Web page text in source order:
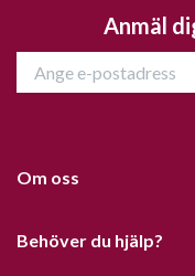
Anmäl
Om oss
Behöver du hjälp?